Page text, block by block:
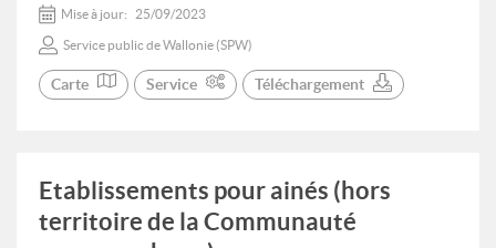
Mise à jour: 25/09/2023
Service public de Wallonie (SPW)
Carte Service Téléchargement
Etablissements pour ainés (hors
territoire de la Communauté